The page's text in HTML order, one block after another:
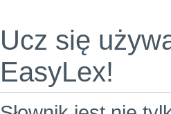
Ucz się
EasyLex!